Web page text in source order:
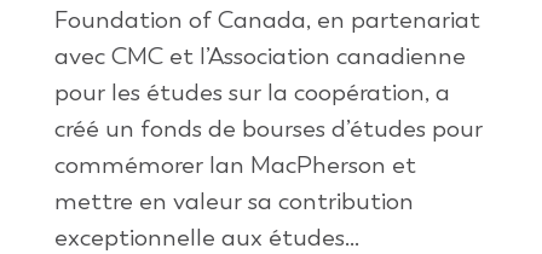
Foundation of Canada, en partenariat
avec CMC et l’Association canadienne
pour les études sur la coopération, a
créé un fonds de bourses d’études pour
commémorer Ian MacPherson et
mettre en valeur sa contribution
exceptionnelle aux études...